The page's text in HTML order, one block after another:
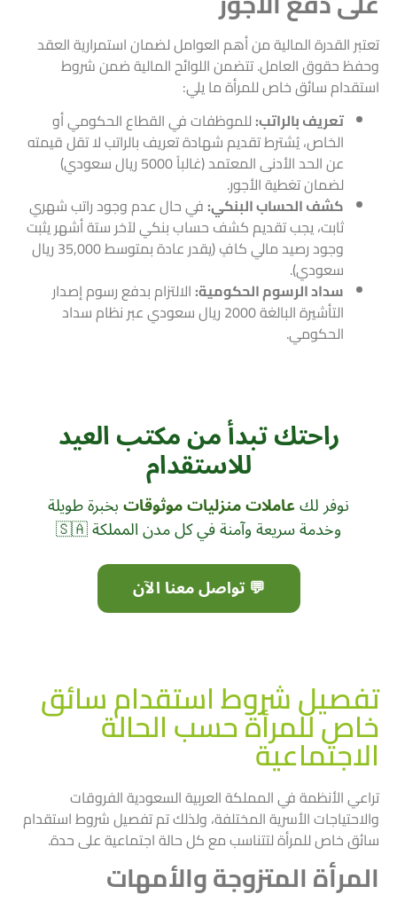
تعتبر القدرة المالية من أهم العوامل لضمان استمرارية العقد
وحفظ حقوق العامل. تتضمن اللوائح المالية ضمن شروط
استقدام سائق خاص للمرأة ما يلي:
تعريف بالراتب:للموظفات في القطاع الحكومي أو
الخاص، يُشترط تقديم شهادة تعريف بالراتب لا تقل قيمته
عن الحد الأدنى المعتمد (غالباً 5000 ريال سعودي)
لضمان تغطية الأجور.
كشف الحساب البنكي:في حال عدم وجود راتب شهري
ثابت، يجب تقديم كشف حساب بنكي لآخر ستة أشهر يثبت
وجود رصيد مالي كافٍ (يقدر عادة بمتوسط 35,000 ريال
سعودي).
سداد الرسوم الحكومية:الالتزام بدفع رسوم إصدار
التأشيرة البالغة 2000 ريال سعودي عبر نظام سداد
الحكومي.
راحتك تبدأ من مكتب العيد
للاستقدام
نوفر لكعاملات منزليات موثوقاتبخبرة طويلة
وخدمة سريعة وآمنة في كل مدن المملكة 🇸🇦
💬 تواصل معنا الآن
تفصيل شروط استقدام سائق
خاص للمرأة حسب الحالة
الاجتماعية
تراعي الأنظمة في المملكة العربية السعودية الفروقات
والاحتياجات الأسرية المختلفة، ولذلك تم تفصيل شروط استقدام
سائق خاص للمرأة لتتناسب مع كل حالة اجتماعية على حدة.
المرأة المتزوجة والأمهات